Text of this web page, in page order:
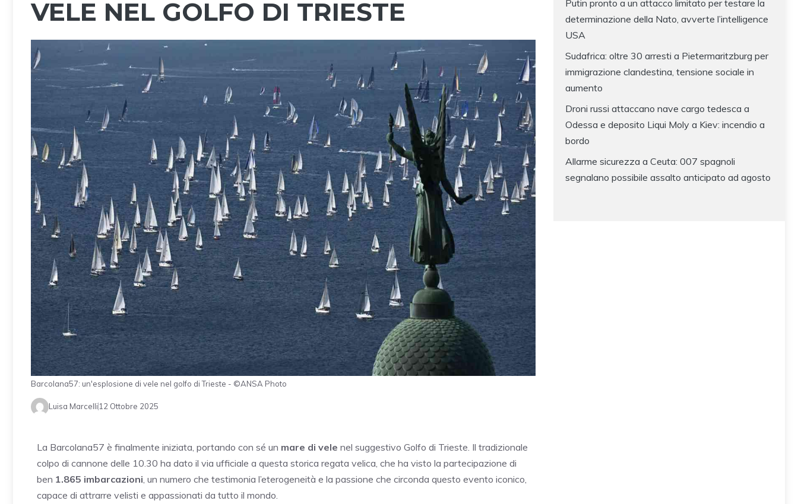
VELE NEL GOLFO DI TRIESTE
Barcolana57: un'esplosione di vele nel golfo di Trieste - ©ANSA Photo
Luisa Marcelli12 Ottobre 2025
La Barcolana57 è finalmente iniziata, portando con sé un mare di vele nel suggestivo Golfo di Trieste. Il tradizionale
colpo di cannone delle 10.30 ha dato il via ufficiale a questa storica regata velica, che ha visto la partecipazione di
ben 1.865 imbarcazioni , un numero che testimonia l’eterogeneità e la passione che circonda questo evento iconico,
capace di attrarre velisti e appassionati da tutto il mondo.
Putin pronto a un attacco limitato per testare la
determinazione della Nato, avverte l’intelligence
USA
Sudafrica: oltre 30 arresti a Pietermaritzburg per
immigrazione clandestina, tensione sociale in
aumento
Droni russi attaccano nave cargo tedesca a
Odessa e deposito Liqui Moly a Kiev: incendio a
bordo
Allarme sicurezza a Ceuta: 007 spagnoli
segnalano possibile assalto anticipato ad agosto